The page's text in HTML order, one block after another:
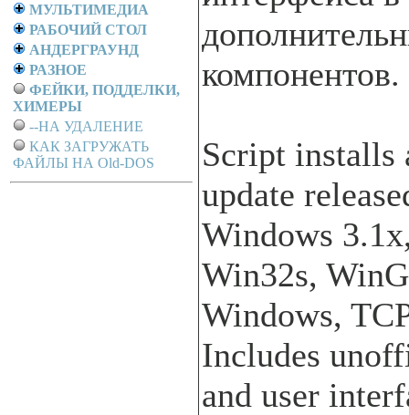
МУЛЬТИМЕДИА
РАБОЧИЙ СТОЛ
АНДЕРГРАУНД
РАЗНОЕ
ФЕЙКИ, ПОДДЕЛКИ,
ХИМЕРЫ
--НА УДАЛЕНИЕ
КАК ЗАГРУЖАТЬ
ФАЙЛЫ НА Old-DOS
компонентов.
Script installs
update
Windows
Win32s,
Windows,
Includes
and user